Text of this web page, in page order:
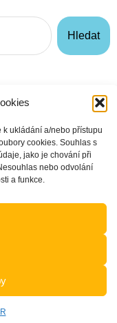
k ukládání a/nebo přístupu
cookies. Souhlas s
jako je chování při
nebo odvolání
a funkce.
Hledat